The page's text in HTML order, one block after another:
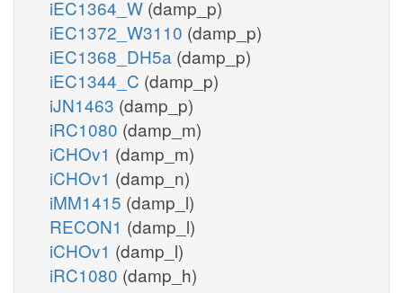
iEC1364_W (damp_p)
iEC1372_W3110 (damp_p)
iEC1368_DH5a (damp_p)
iEC1344_C (damp_p)
iJN1463 (damp_p)
iRC1080 (damp_m)
iCHOv1 (damp_m)
iCHOv1 (damp_n)
iMM1415 (damp_l)
RECON1 (damp_l)
iCHOv1 (damp_l)
iRC1080 (damp_h)